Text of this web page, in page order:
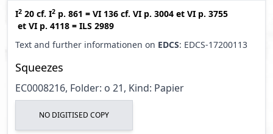
I2 20 cf. I2 p. 861 = VI 136 cf. VI p. 3004 et VI p. 3755
et VI p. 4118 = ILS 2989
Text and further informationen on EDCS: EDCS-17200113
Squeezes
EC0008216, Folder: o 21, Kind: Papier
NO DIGITISED COPY